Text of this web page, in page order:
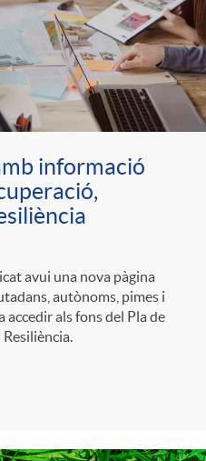
informació
avui una nova pàgina
autònoms, pimes i
als fons del Pla de